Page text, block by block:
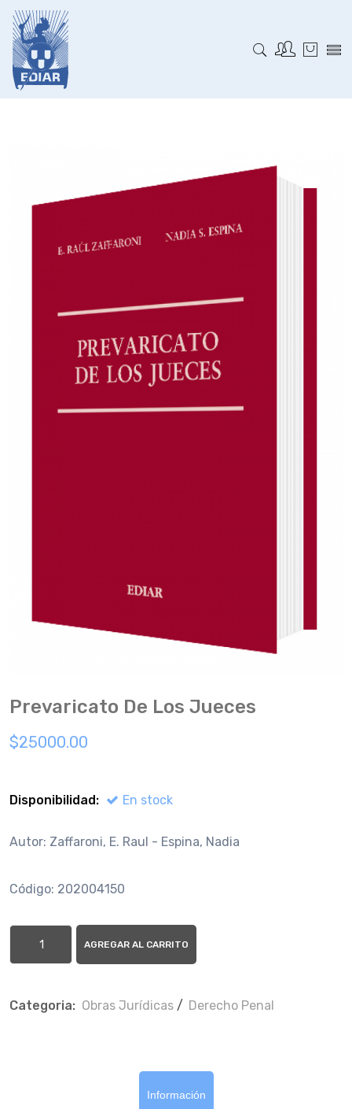
Prevaricato De Los Jueces
$25000.00
Disponibilidad: En stock
Autor: Zaffaroni, E. Raul - Espina, Nadia
Código: 202004150
AGREGAR AL CARRITO
Categoria: Obras Jurí­dicas / Derecho Penal
Información